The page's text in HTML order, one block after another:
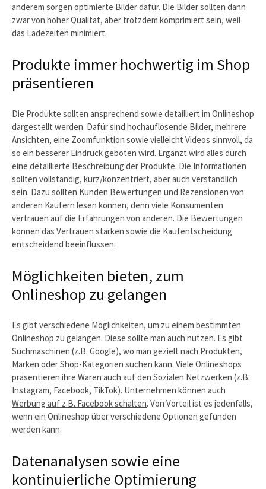
anderem sorgen optimierte Bilder dafür. Die Bilder sollten dann
zwar von hoher Qualität, aber trotzdem komprimiert sein, weil
das Ladezeiten minimiert.
Produkte immer hochwertig im Shop
präsentieren
Die Produkte sollten ansprechend sowie detailliert im Onlineshop
dargestellt werden. Dafür sind hochauflösende Bilder, mehrere
Ansichten, eine Zoomfunktion sowie vielleicht Videos sinnvoll, da
so ein besserer Eindruck geboten wird. Ergänzt wird alles durch
eine detaillierte Beschreibung der Produkte. Die Informationen
sollten vollständig, kurz/konzentriert, aber auch verständlich
sein. Dazu sollten Kunden Bewertungen und Rezensionen von
anderen Käufern lesen können, denn viele Konsumenten
vertrauen auf die Erfahrungen von anderen. Die Bewertungen
können das Vertrauen stärken sowie die Kaufentscheidung
entscheidend beeinflussen.
Möglichkeiten bieten, zum
Onlineshop zu gelangen
Es gibt verschiedene Möglichkeiten, um zu einem bestimmten
Onlineshop zu gelangen. Diese sollte man auch nutzen. Es gibt
Suchmaschinen (z.B. Google), wo man gezielt nach Produkten,
Marken oder Shop-Kategorien suchen kann. Viele Onlineshops
präsentieren ihre Waren auch auf den Sozialen Netzwerken (z.B.
Instagram, Facebook, TikTok). Unternehmen können auch
Werbung auf z.B. Facebook schalten. Von Vorteil ist es jedenfalls,
wenn ein Onlineshop über verschiedene Optionen gefunden
werden kann.
Datenanalysen sowie eine
kontinuierliche Optimierung